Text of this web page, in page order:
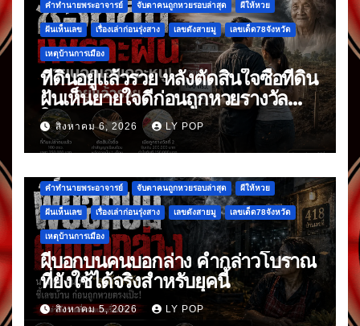
คำทำนายพระอาจารย์ จับตาคนถูกหวยรอบล่าสุด ผีให้หวย
ฝันเห็นเลข เรื่องเล่าก่อนรุ่งสาง เลขดังสายมู เลขเด็ด78จังหวัด
เหตุบ้านการเมือง
ที่ดินอยู่แล้วรวย หลังตัดสินใจซื้อที่ดิน
ฝันเห็นยายใจดีก่อนถูกหวยรางวัล
ใหญ่
สิงหาคม 6, 2026 LY POP
คำทำนายพระอาจารย์ จับตาคนถูกหวยรอบล่าสุด ผีให้หวย
ฝันเห็นเลข เรื่องเล่าก่อนรุ่งสาง เลขดังสายมู เลขเด็ด78จังหวัด
เหตุบ้านการเมือง
ผีบอกบนคนบอกล่าง คำกล่าวโบราณ
ที่ยังใช้ได้จริงสำหรับยุคนี้
สิงหาคม 5, 2026 LY POP